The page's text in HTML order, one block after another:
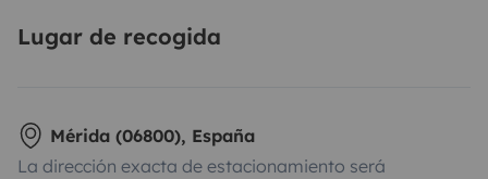
Lugar de recogida
Mérida (06800), España
La dirección exacta de estacionamiento será